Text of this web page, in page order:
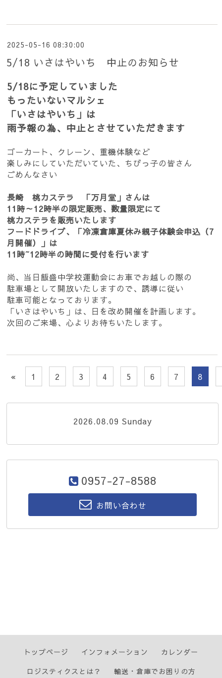
2025-05-16 08:30:00
5/18 いさはやいち 中止のお知らせ
5/18に予定していました
もったいないマルシェ
「いさはやいち」は
雨予報の為、中止とさせていただきます
ゴーカート、クレーン、重機体験など
楽しみにしていただいていた、ちびっ子の皆さん
ごめんなさい
長崎 桃カステラ 「万月堂」さんは
11時～12時半の限定販売、数量限定にて
桃カステラを販売いたします
フードドライブ、「冷凍倉庫夏休み親子体験会申込（7
月開催）」は
11時~12時半の時間に受付を行います
尚、当日飯盛中学校運動会にお車でお越しの際の
駐車場として開放いたしますので、誘導に従い
駐車可能となっております。
「いさはやいち」は、日を改め開催を計画します。
次回のご来場、心よりお待ちいたします。
« 1 2 3 4 5 6 7 8
2026.08.09 Sunday
0957-27-8588
お問い合わせ
トップページ インフォメーション
カレンダー
ロジスティクスとは？
輸送・倉庫でお困りの方